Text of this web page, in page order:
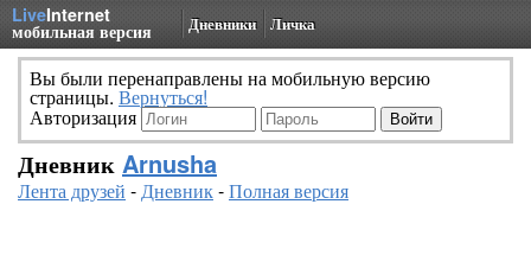
LiveInternet
мобильная версия Дневники Личка
Вы были перенаправлены на мобильную версию
страницы. Вернуться!
Авторизация
Дневник Arnusha
Лента друзей -Дневник-Полная версия